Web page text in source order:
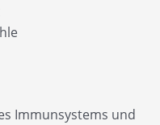
Immunsystems und